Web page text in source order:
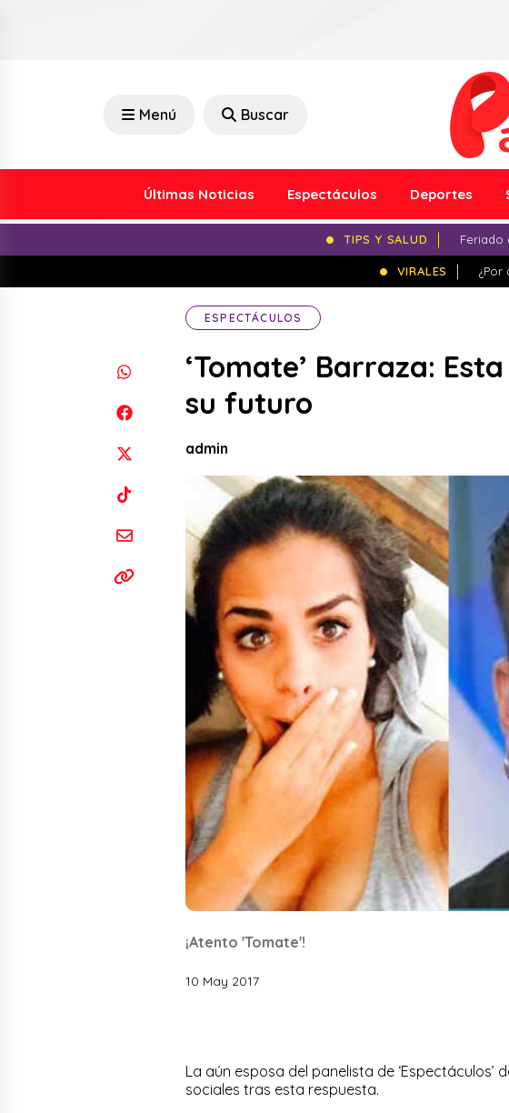
Menú Buscar
Últimas Noticias Espectáculos Deportes
TIPS Y SALUD Feriado
VIRALES ¿Por
ESPECTÁCULOS
‘Tomate’ Barraza:
su futuro
admin
¡Atento 'Tomate'!
10 May 2017
La aún esposa del panelista de
sociales tras esta respuesta.